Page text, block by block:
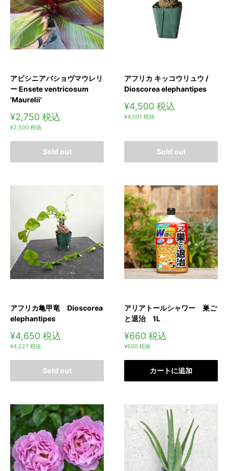
アビシニアバショヴマウレリ
ー Ensete ventricosum
'Maurelii'
販
売
格
¥2,750 税込
¥2,500 税抜
Sold out
アフリカ キッコウリュウ /
Dioscorea elephantipes
販
売
¥4,500 税込
¥4,091 税抜
Sold out
アフリカ亀甲竜 Dioscorea
elephantipes
販
売
格
¥4,650 税込
¥4,227 税抜
Sold out
アリアトールシャワー 巣ご
と退治 1L
販
売
格
¥660 税込
¥600 税抜
カートに追加